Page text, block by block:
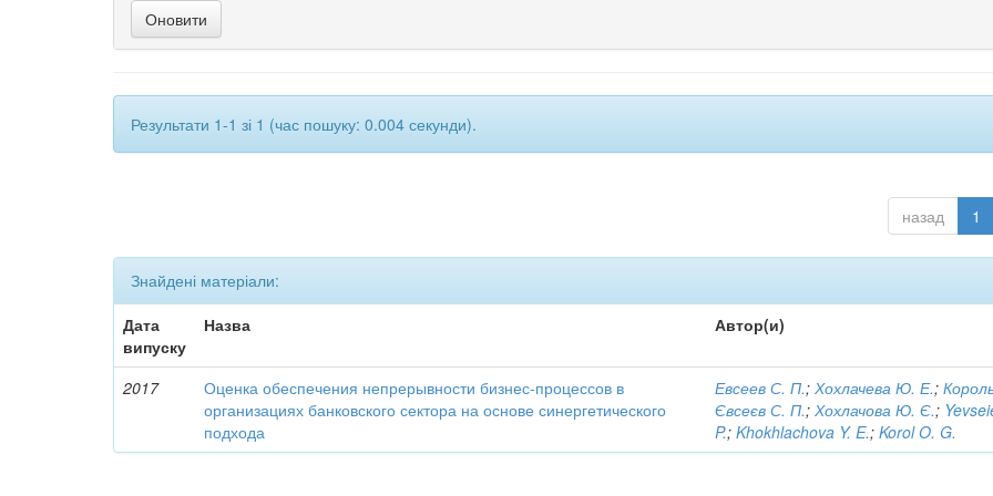
Результати 1-1 зі 1 (час пошуку: 0.004 секунди).
назад 1
Знайдені матеріали:
Дата
випуску
Назва Автор(и)
2017
Оценка обеспечения непрерывности бизнес-процессов в
организациях банковского сектора на основе синергетического
подхода
Евсеев С. П.;Хохлачева Ю. Е.;
Євсеєв С. П.;Хохлачова Ю. Є.;
P.;Khokhlachova Y. E.;Korol O. G.